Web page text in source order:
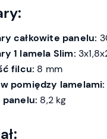
całkowite panelu:
1 lamela Slim:
filcu: 8 mm
pomiędzy lamelami:
panelu: 8,2 kg